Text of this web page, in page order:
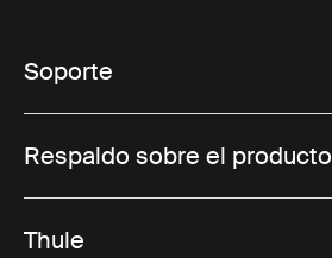
Soporte
Respaldo sobre el producto
Thule